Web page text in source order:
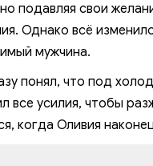
подавляя свои
Однако всё
мужчина.
понял, что под
все усилия, чтобы
когда Оливия